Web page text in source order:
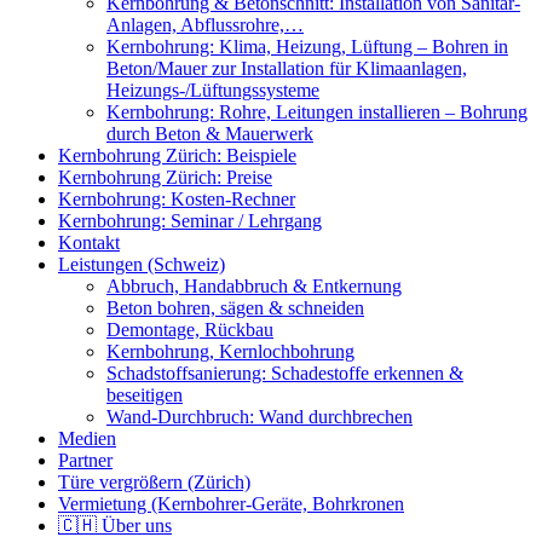
Anlagen, Abflussrohre,…
Kernbohrung: Klima, Heizung, Lüftung – Bohren in
Beton/Mauer zur Installation für Klimaanlagen,
Heizungs-/Lüftungssysteme
Kernbohrung: Rohre, Leitungen installieren – Bohrung
durch Beton & Mauerwerk
Kernbohrung Zürich: Beispiele
Kernbohrung Zürich: Preise
Kernbohrung: Kosten-Rechner
Kernbohrung: Seminar / Lehrgang
Kontakt
Leistungen (Schweiz)
Abbruch, Handabbruch & Entkernung
Beton bohren, sägen & schneiden
Demontage, Rückbau
Kernbohrung, Kernlochbohrung
Schadstoffsanierung: Schadestoffe erkennen &
beseitigen
Wand-Durchbruch: Wand durchbrechen
Medien
Partner
Türe vergrößern (Zürich)
Vermietung (Kernbohrer-Geräte, Bohrkronen
🇨🇭 Über uns